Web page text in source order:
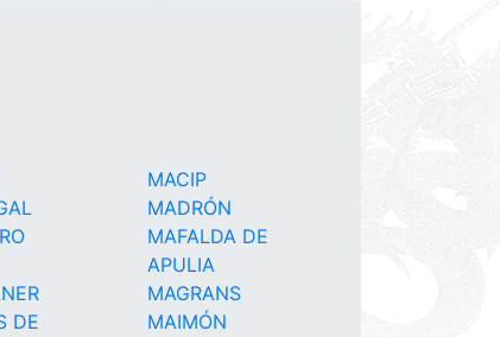
MACIP
MADRÓN
MAFALDA DE
APULIA
MAGRANS
DE
MAIMÓN